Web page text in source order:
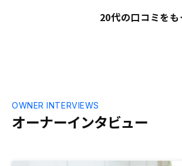
20代の口コミをも
オーナーインタビュー
OWNER INTERVIEWS